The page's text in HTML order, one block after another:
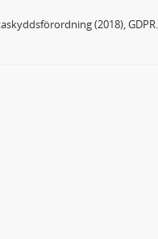
(2018), GDPR.